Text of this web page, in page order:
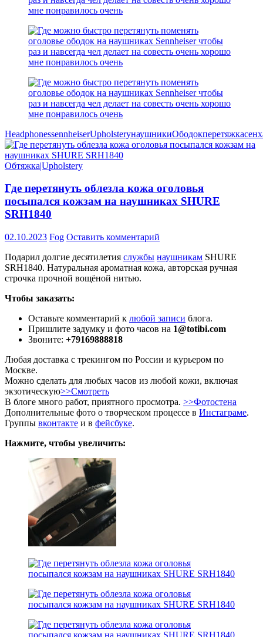
HeadphonessennheiserUpholsteryнаушникиОбодокперетяжка
Обтяжка|Upholstery
Где перетянуть облезла кожа оголовья
посыпался кожзам на наушниках SHURE
SRH1840
02.10.2023 Fog Оставить комментарий
Подарил долгие десятилетия службы наушникам SHURE
SRH1840. Натуральная ароматная кожа, авторская ручная
строчка прочной вощёной нитью.
Чтобы заказать:
Оставьте комментарий к любой записи блога.
Пришлите задумку и фото часов на 1@totibi.com
Звоните: +79169888818
Любая доставка с трекингом по России и курьером по
Москве.
Можно сделать для любых часов из любой кожи, включая
экзотическую>>Смотреть
В блоге много работ, приятного просмотра. >>Фотостена
Дополнительные фото о творческом процессе в Инстаграме.
Группы вконтакте и в фейсбуке.
Нажмите, чтобы увеличить: